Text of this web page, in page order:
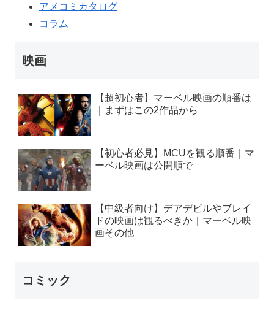
アメコミカタログ
コラム
映画
【超初心者】マーベル映画の順番は
｜まずはこの2作品から
【初心者必見】MCUを観る順番｜マ
ーベル映画は公開順で
【中級者向け】デアデビルやブレイ
ドの映画は観るべきか｜マーベル映
画その他
コミック